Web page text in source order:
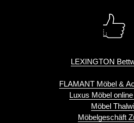
LEXINGTON
FLAMANT Möbel &
Luxus Möbel
Möbel
Möbelgeschäft